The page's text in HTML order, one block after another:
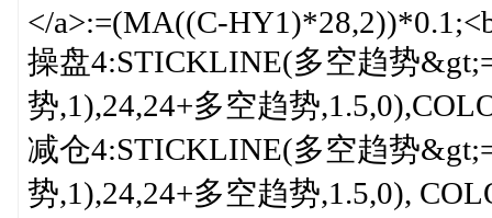
</a>:=(MA((C-
操盘4:STICKLINE(多空趋势
势,1),24,24+多空趋势
减仓4:STICKLINE(多空趋势
势,1),24,24+多空趋势,1.5,0),